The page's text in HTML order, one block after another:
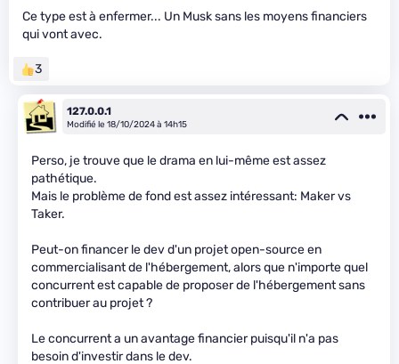
Ce type est à enfermer... Un Musk sans les moyens financiers
qui vont avec.
3
127.0.0.1
Modifié le 18/10/2024 à 14h15
Perso, je trouve que le drama en lui-même est assez
pathétique.
Mais le problème de fond est assez intéressant: Maker vs
Taker.
Peut-on financer le dev d'un projet open-source en
commercialisant de l'hébergement, alors que n'importe quel
concurrent est capable de proposer de l'hébergement sans
contribuer au projet ?
Le concurrent a un avantage financier puisqu'il n'a pas
besoin d'investir dans le dev.